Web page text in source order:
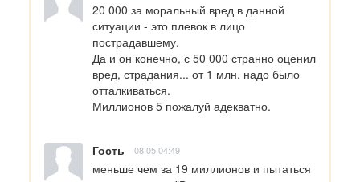
20 000 за моральный вред в данной
ситуации - это плевок в лицо
пострадавшему.
Да и он конечно, с 50 000 странно оценил
вред, страдания... от 1 млн. надо было
отталкиваться.
Миллионов 5 пожалуй адекватно.
Гость 08.05 04:49
меньше чем за 19 миллионов и пытаться